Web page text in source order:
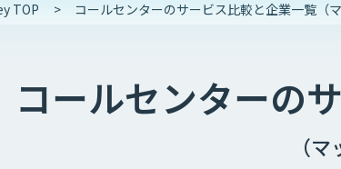
TOP コールセンターのサービス比較と企業一覧（マ
コールセンターの
（